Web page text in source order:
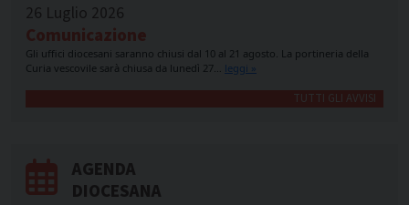
26 Luglio 2026
Comunicazione
Gli uffici diocesani saranno chiusi dal 10 al 21 agosto. La portineria della
Curia vescovile sarà chiusa da lunedì 27… leggi »
TUTTI GLI AVVISI
AGENDA
DIOCESANA